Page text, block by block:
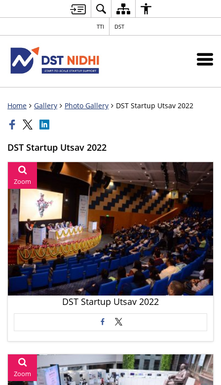
TTI DST
Home Gallery Photo Gallery DST Startup Utsav 2022
DST Startup Utsav 2022
Zoom
DST Startup Utsav 2022
Zoom